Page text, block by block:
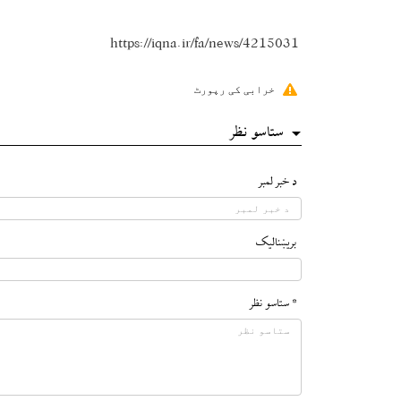
https://iqna.ir/fa/news/4215031
خرابی کی رپورٹ
ستاسو نظر
د خبر لمبر
بريښناليک
* ستاسو نظر